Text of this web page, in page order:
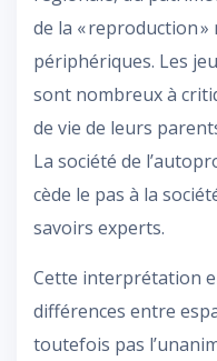
de la « reproduction
périphériques. Les
sont nombreux à
de vie de leurs
La société de
cède le pas à la
savoirs experts.
Cette interprétation
différences entre
toutefois pas